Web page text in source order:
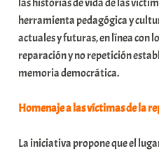
t
e
a
herramienta pedagógica y
actuales y futuras, en línea con
reparación y no repetición
memoria democrática.
Homenaje a las víctimas de la
La iniciativa propone que el